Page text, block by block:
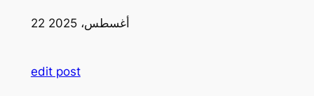
22 أغسطس، 2025
edit post